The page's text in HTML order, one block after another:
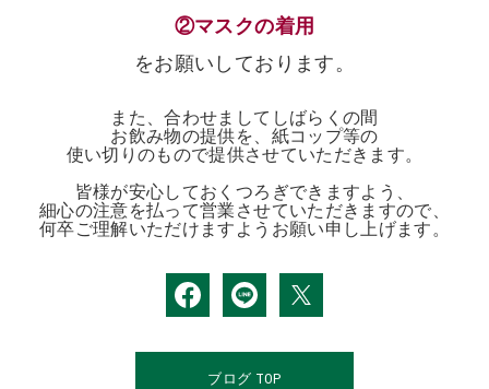
②マスクの着用
をお願いしております。
また、合わせましてしばらくの間
お飲み物の提供を、紙コップ等の
使い切りのもので提供させていただきます。
皆様が安心しておくつろぎできますよう、
細心の注意を払って営業させていただきますので、
何卒ご理解いただけますようお願い申し上げます。
ブログ TOP